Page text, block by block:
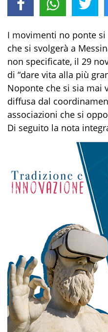
I movimenti no ponte
che si svolgerà a
non specificate, il 29
di “dare vita alla più
Noponte che si sia mai
diffusa dal
associazioni che si
Di seguito la nota